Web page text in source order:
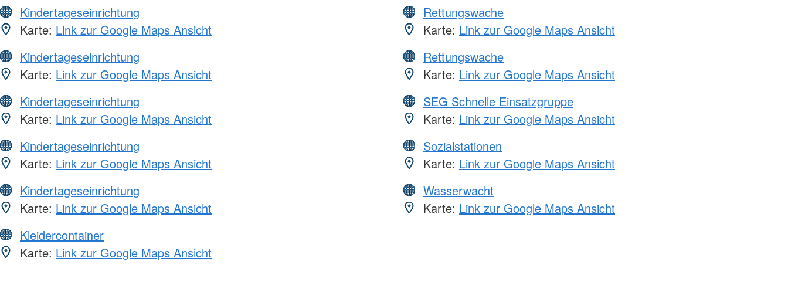
Kindertageseinrichtung
Karte: Link zur Google Maps Ansicht
Kindertageseinrichtung
Karte: Link zur Google Maps Ansicht
Kindertageseinrichtung
Karte: Link zur Google Maps Ansicht
Kindertageseinrichtung
Karte: Link zur Google Maps Ansicht
Kindertageseinrichtung
Karte: Link zur Google Maps Ansicht
Kleidercontainer
Karte: Link zur Google Maps Ansicht
Rettungswache
Karte: Link zur Google Maps Ansicht
Rettungswache
Karte: Link zur Google Maps Ansicht
SEG Schnelle Einsatzgruppe
Karte: Link zur Google Maps Ansicht
Sozialstationen
Karte: Link zur Google Maps Ansicht
Wasserwacht
Karte: Link zur Google Maps Ansicht